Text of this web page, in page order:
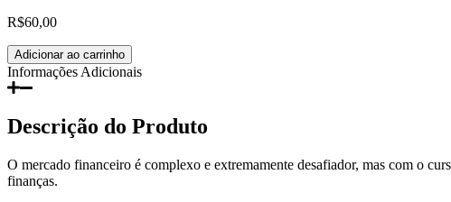
R$60,00
Reabilitação
para
Traders
Stormer
quantidade
Adicionar ao carrinho
Informações Adicionais
Descrição do Produto
O mercado financeiro é complexo e extremamente desafiador, mas com o
finanças.